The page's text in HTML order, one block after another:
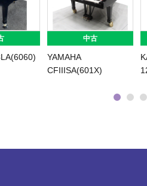
中古
YAMAHA
CFIIISA(601X)